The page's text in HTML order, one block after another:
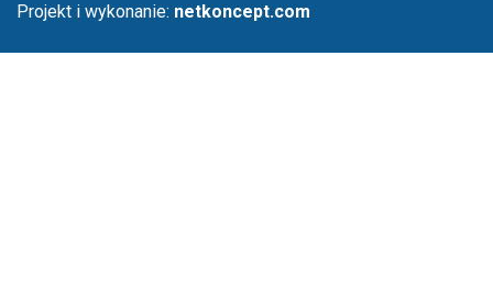
Projekt i wykonanie: netkoncept.com